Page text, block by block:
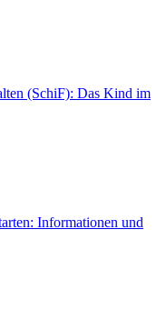
(SchiF): Das Kind im
Informationen und